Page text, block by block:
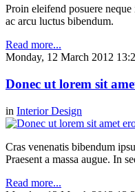
Proin eleifend posuere
ac arcu luctus bibendum.
Read more...
Monday, 12 March 2012
Donec ut lorem sit
in Interior Design
Cras venenatis bibendum
Praesent a massa augue. In
Read more...